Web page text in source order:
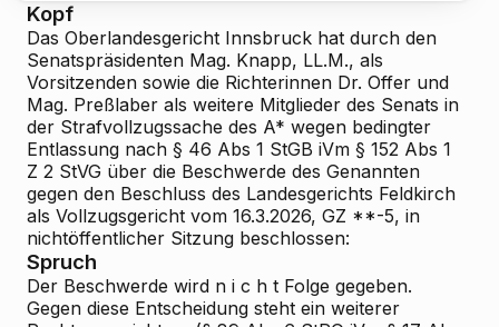
Kopf
Das Oberlandesgericht Innsbruck hat durch den
Senatspräsidenten Mag. Knapp, LL.M., als
Vorsitzenden sowie die Richterinnen Dr. Offer und
Mag. Preßlaber als weitere Mitglieder des Senats in
der Strafvollzugssache des A* wegen bedingter
Entlassung nach § 46 Abs 1 StGB iVm § 152 Abs 1
Z 2 StVG über die Beschwerde des Genannten
gegen den Beschluss des Landesgerichts Feldkirch
als Vollzugsgericht vom 16.3.2026, GZ **-5, in
nichtöffentlicher Sitzung beschlossen:
Spruch
Der Beschwerde wird n i c h t Folge gegeben.
Gegen diese Entscheidung steht ein weiterer